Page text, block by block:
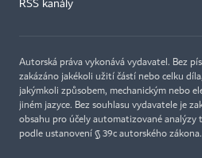
RSS kanály
Autorská práva vykonává vydavatel. Bez
zakázáno jakékoli užití částí nebo celku
jakýmkoli způsobem, mechanickým nebo
jiném jazyce. Bez souhlasu vydavatele je
obsahu pro účely automatizované analýzy
podle ustanovení § 39c autorského zákona.